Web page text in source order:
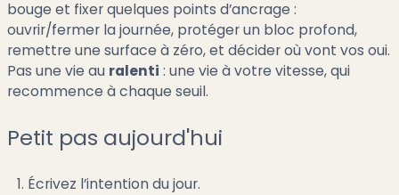
bouge et fixer quelques points d’ancrage :
ouvrir/fermer la journée, protéger un bloc profond,
remettre une surface à zéro, et décider où vont vos oui.
Pas une vie au ralenti : une vie à votre vitesse, qui
recommence à chaque seuil.
Petit pas aujourd'hui
Écrivez l’intention du jour.